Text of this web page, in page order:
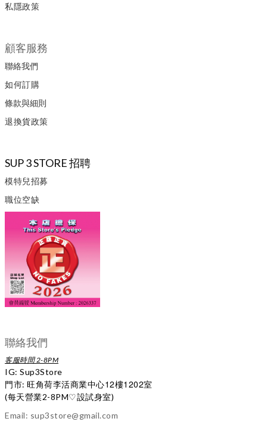
私隱政策
顧客服務
聯絡我們
如何訂購
條款與細則
退換貨政策
SUP 3 STORE 招聘
模特兒招募
職位空缺
聯絡我們
客服時間 2-8PM
IG: Sup3Store
門市: 旺角荷李活商業中心12樓1202室
(每天營業2-8PM♡設試身室)
Email: sup3store@gmail.com